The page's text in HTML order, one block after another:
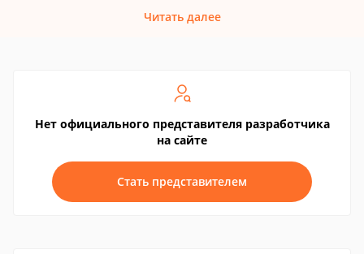
Читать далее
Нет официального представителя разработчика
на сайте
Стать представителем